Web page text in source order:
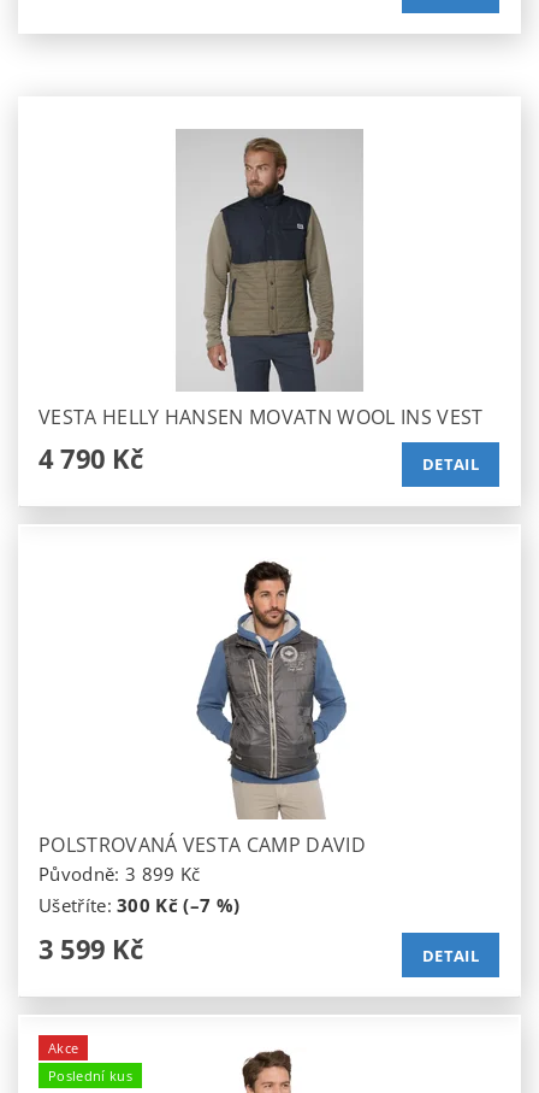
VESTA HELLY HANSEN MOVATN WOOL INS VEST
4 790 Kč DETAIL
POLSTROVANÁ VESTA CAMP DAVID
Původně: 3 899 Kč
Ušetříte:300 Kč (–7 %)
3 599 Kč DETAIL
Akce
Poslední kus